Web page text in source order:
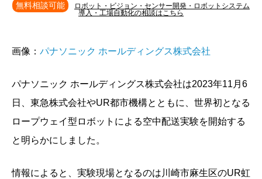
無料相談可能
ロボット・ビジョン・センサー開発・ロボットシステム
導入・工場自動化の相談はこちら
画像： パナソニック ホールディングス株式会社
パナソニック ホールディングス株式会社は2023年11月6
日、東急株式会社やUR都市機構とともに、世界初となる
ロープウェイ型ロボットによる空中配送実験を開始する
と明らかにしました。
情報によると、実験現場となるのは川崎市麻生区のUR虹